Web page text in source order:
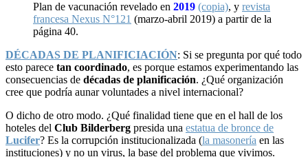
Plan de vacunación revelado en 2019 (copia), y revista
francesa Nexus N°121 (marzo-abril 2019) a partir de la
página 40.
DÉCADAS DE PLANIFICIACIÓN: Si se pregunta por qué todo
esto parece tan coordinado, es porque estamos experimentando las
consecuencias de décadas de planificación. ¿Qué organización
cree que podría aunar voluntades a nivel internacional?
O dicho de otro modo. ¿Qué finalidad tiene que en el hall de los
hoteles del Club Bilderberg presida una estatua de bronce de
Lucifer? Es la corrupción institucionalizada (la masonería en las
instituciones) y no un virus, la base del problema que vivimos.